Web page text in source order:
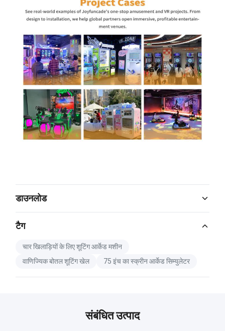
डाउनलोड
टैग
चार खिलाड़ियों के लिए शूटिंग आर्केड मशीन
वाणिज्यिक बोतल शूटिंग खेल
75 इंच का स्क्रीन आर्केड सिम्युलेटर
संबंधित उत्पाद